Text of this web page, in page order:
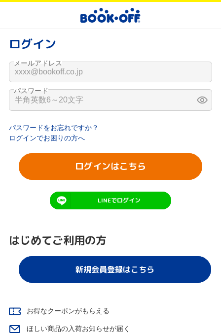
ログイン
メールアドレス
パスワード
ログインはこちら
LINEでログイン
パスワードをお忘れですか？
ログインでお困りの方へ
はじめてご利用の方
新規会員登録はこちら
お得なクーポンがもらえる
ほしい商品の入荷お知らせが届く